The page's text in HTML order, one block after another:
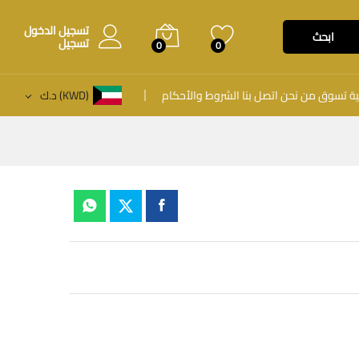
ابحث 0
0
تسجيل الدخول
تسجيل
تسوقمن نحناتصل بناالشروط والأحكام (KWD) د.ك